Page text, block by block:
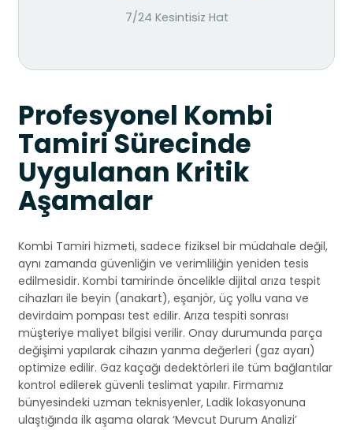
7/24 Kesintisiz Hat
Profesyonel Kombi
Tamiri Sürecinde
Uygulanan Kritik
Aşamalar
Kombi Tamiri hizmeti, sadece fiziksel bir müdahale değil,
aynı zamanda güvenliğin ve verimliliğin yeniden tesis
edilmesidir. Kombi tamirinde öncelikle dijital arıza tespit
cihazları ile beyin (anakart), eşanjör, üç yollu vana ve
devirdaim pompası test edilir. Arıza tespiti sonrası
müşteriye maliyet bilgisi verilir. Onay durumunda parça
değişimi yapılarak cihazın yanma değerleri (gaz ayarı)
optimize edilir. Gaz kaçağı dedektörleri ile tüm bağlantılar
kontrol edilerek güvenli teslimat yapılır. Firmamız
bünyesindeki uzman teknisyenler, Ladik lokasyonuna
ulaştığında ilk aşama olarak ‘Mevcut Durum Analizi’